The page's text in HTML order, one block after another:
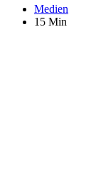
Medien
15 Min